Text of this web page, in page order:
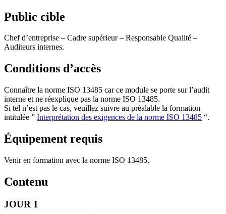
Public cible
Chef d’entreprise – Cadre supérieur – Responsable Qualité –
Auditeurs internes.
Conditions d’accès
Connaître la norme ISO 13485 car ce module se porte sur l’audit
interne et ne réexplique pas la norme ISO 13485.
Si tel n’est pas le cas, veuillez suivre au préalable la formation
intitulée ” Interprétation des exigences de la norme ISO 13485 “.
Équipement requis
Venir en formation avec la norme ISO 13485.
Contenu
JOUR 1